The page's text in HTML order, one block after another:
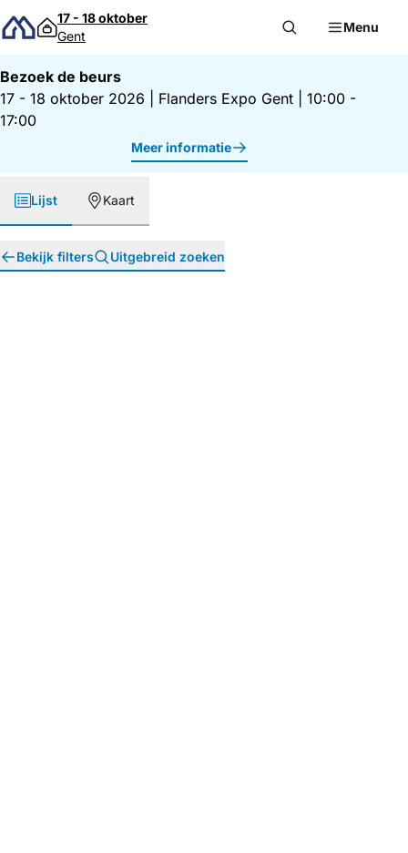
Direct naar inhoud
17 - 18 oktober
Gent
Menu
Bezoek de beurs
17 - 18 oktober 2026
Flanders Expo Gent
10:00 -
17:00
Meer informatie
Lijst Kaart
Bekijk filters Uitgebreid zoeken